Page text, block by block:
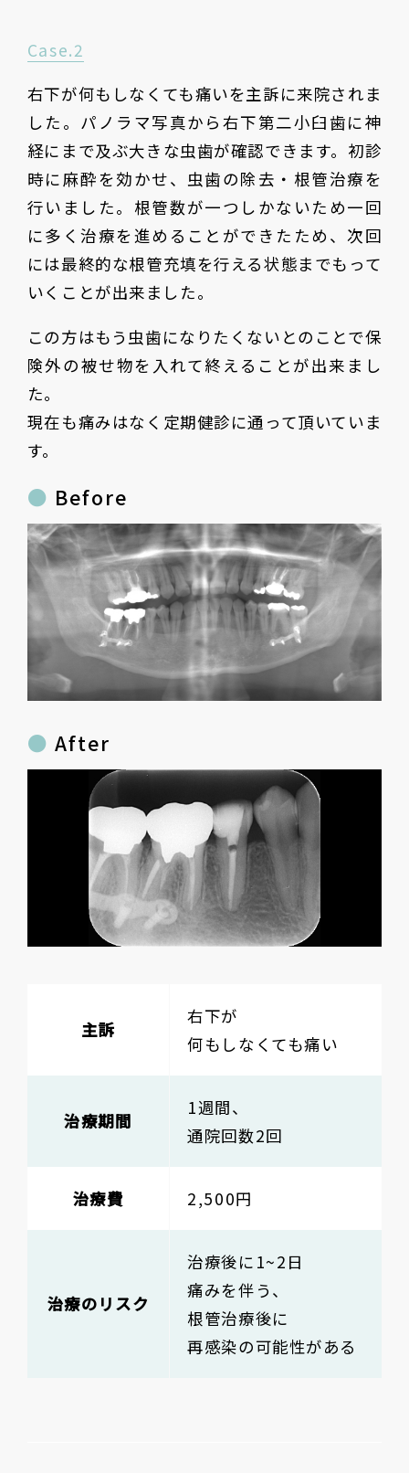
Case.2
右下が何もしなくても痛いを主訴に来院されま
した。パノラマ写真から右下第二小臼歯に神
経にまで及ぶ大きな虫歯が確認できます。初診
時に麻酔を効かせ、虫歯の除去・根管治療を
行いました。根管数が一つしかないため一回
に多く治療を進めることができたため、次回
には最終的な根管充填を行える状態までもって
いくことが出来ました。
この方はもう虫歯になりたくないとのことで保
険外の被せ物を入れて終えることが出来まし
た。
現在も痛みはなく定期健診に通って頂いていま
す。
Before
After
主訴
右下が
何もしなくても痛い
治療期間
1週間、
通院回数2回
治療費 2,500円
治療のリスク
治療後に1~2日
痛みを伴う、
根管治療後に
再感染の可能性がある